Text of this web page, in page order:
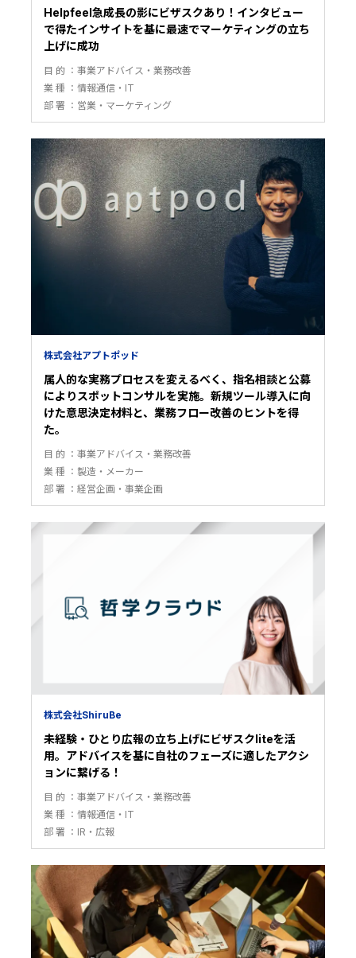
Helpfeel急成長の影にビザスクあり！インタビュー
で得たインサイトを基に最速でマーケティングの立ち
上げに成功
目 的
事業アドバイス・業務改善
業 種
情報通信・IT
部 署
営業・マーケティング
株式会社アプトポッド
属人的な実務プロセスを変えるべく、指名相談と公募
によりスポットコンサルを実施。新規ツール導入に向
けた意思決定材料と、業務フロー改善のヒントを得
た。
目 的
事業アドバイス・業務改善
業 種
製造・メーカー
部 署
経営企画・事業企画
株式会社ShiruBe
未経験・ひとり広報の立ち上げにビザスクliteを活
用。アドバイスを基に自社のフェーズに適したアクシ
ョンに繋げる！
目 的
事業アドバイス・業務改善
業 種
情報通信・IT
部 署
IR・広報